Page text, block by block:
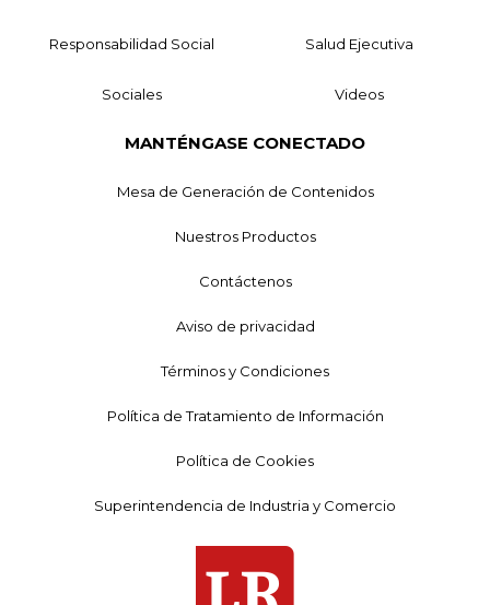
Responsabilidad Social Salud Ejecutiva
Sociales Videos
MANTÉNGASE CONECTADO
Mesa de Generación de Contenidos
Nuestros Productos
Contáctenos
Aviso de privacidad
Términos y Condiciones
Política de Tratamiento de Información
Política de Cookies
Superintendencia de Industria y Comercio